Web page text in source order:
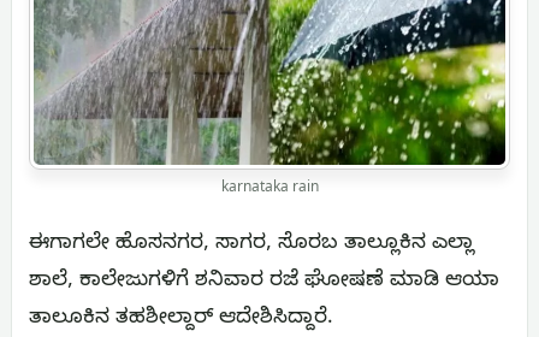
karnataka rain
ಈಗಾಗಲೇ ಹೊಸನಗರ, ಸಾಗರ, ಸೊರಬ ತಾಲ್ಲೂಕಿನ ಎಲ್ಲಾ
ಶಾಲೆ, ಕಾಲೇಜುಗಳಿಗೆ ಶನಿವಾರ ರಜೆ ಘೋಷಣೆ ಮಾಡಿ ಆಯಾ
ತಾಲೂಕಿನ ತಹಶೀಲ್ದಾರ್‌ ಆದೇಶಿಸಿದ್ದಾರೆ.